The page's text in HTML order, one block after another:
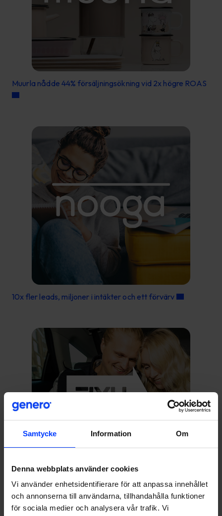
Samtycke Information Om
Denna webbplats använder cookies
Vi använder enhetsidentifierare för att anpassa innehållet
och annonserna till användarna, tillhandahålla funktioner
för sociala medier och analysera vår trafik. Vi
Muurla nådde 44% försäljningsökning vid 2x högre ROAS
10x fler leads, miljoner i intäkter och ett förvärv
Flygplatskampanjen som lyfte – 809% ökning i försäljning